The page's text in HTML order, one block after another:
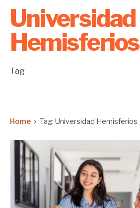
Universidad
Hemisferios
Tag
Home Tag: Universidad Hemisferios